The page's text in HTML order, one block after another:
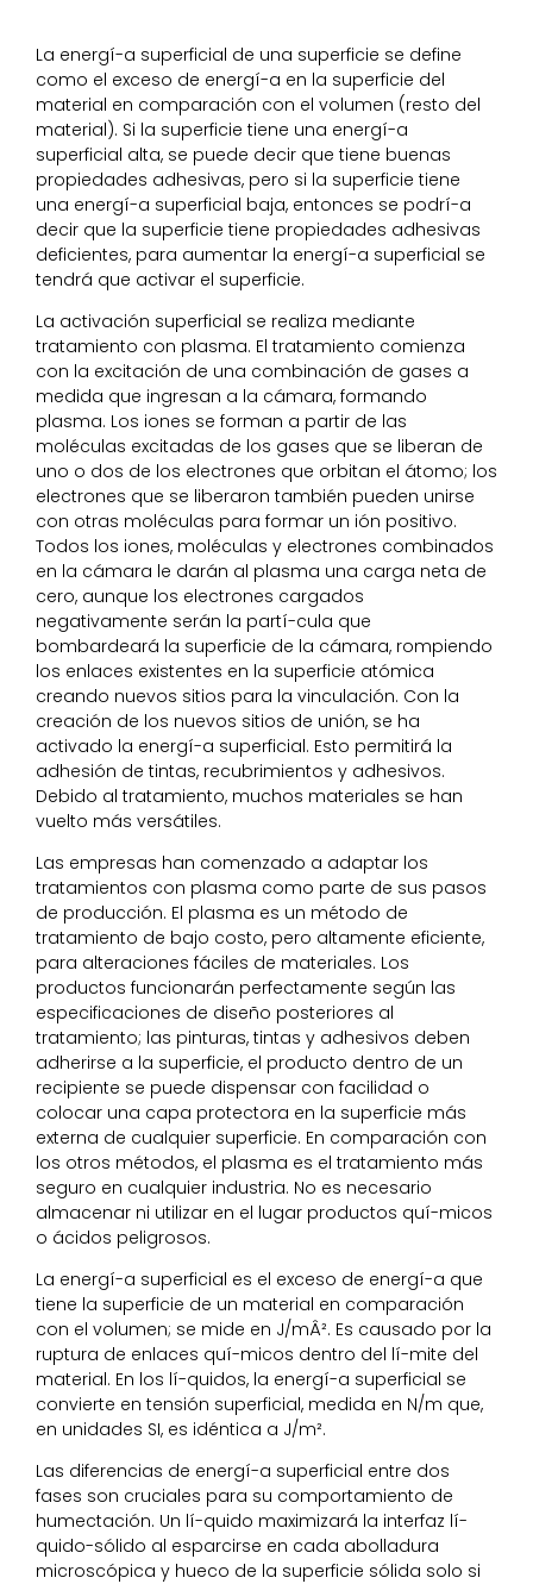
La energí-a superficial de una superficie se define
como el exceso de energí-a en la superficie del
material en comparación con el volumen (resto del
material). Si la superficie tiene una energí-a
superficial alta, se puede decir que tiene buenas
propiedades adhesivas, pero si la superficie tiene
una energí-a superficial baja, entonces se podrí-a
decir que la superficie tiene propiedades adhesivas
deficientes, para aumentar la energí-a superficial se
tendrá que activar el superficie.
La activación superficial se realiza mediante
tratamiento con plasma. El tratamiento comienza
con la excitación de una combinación de gases a
medida que ingresan a la cámara, formando
plasma. Los iones se forman a partir de las
moléculas excitadas de los gases que se liberan de
uno o dos de los electrones que orbitan el átomo; los
electrones que se liberaron también pueden unirse
con otras moléculas para formar un ión positivo.
Todos los iones, moléculas y electrones combinados
en la cámara le darán al plasma una carga neta de
cero, aunque los electrones cargados
negativamente serán la partí-cula que
bombardeará la superficie de la cámara, rompiendo
los enlaces existentes en la superficie atómica
creando nuevos sitios para la vinculación. Con la
creación de los nuevos sitios de unión, se ha
activado la energí-a superficial. Esto permitirá la
adhesión de tintas, recubrimientos y adhesivos.
Debido al tratamiento, muchos materiales se han
vuelto más versátiles.
Las empresas han comenzado a adaptar los
tratamientos con plasma como parte de sus pasos
de producción. El plasma es un método de
tratamiento de bajo costo, pero altamente eficiente,
para alteraciones fáciles de materiales. Los
productos funcionarán perfectamente según las
especificaciones de diseño posteriores al
tratamiento; las pinturas, tintas y adhesivos deben
adherirse a la superficie, el producto dentro de un
recipiente se puede dispensar con facilidad o
colocar una capa protectora en la superficie más
externa de cualquier superficie. En comparación con
los otros métodos, el plasma es el tratamiento más
seguro en cualquier industria. No es necesario
almacenar ni utilizar en el lugar productos quí-micos
o ácidos peligrosos.
La energí-a superficial es el exceso de energí-a que
tiene la superficie de un material en comparación
con el volumen; se mide en J/mÂ². Es causado por la
ruptura de enlaces quí-micos dentro del lí-mite del
material. En los lí-quidos, la energí-a superficial se
convierte en tensión superficial, medida en N/m que,
en unidades SI, es idéntica a J/m².
Las diferencias de energí-a superficial entre dos
fases son cruciales para su comportamiento de
humectación. Un lí-quido maximizará la interfaz lí-
quido-sólido al esparcirse en cada abolladura
microscópica y hueco de la superficie sólida solo si